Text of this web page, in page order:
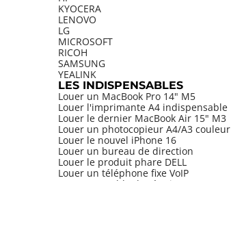
KYOCERA
LENOVO
LG
MICROSOFT
RICOH
SAMSUNG
YEALINK
LES INDISPENSABLES
Louer un MacBook Pro 14" M5
Louer l'imprimante A4 indispensable
Louer le dernier MacBook Air 15" M3
Louer un photocopieur A4/A3 couleur
Louer le nouvel iPhone 16
Louer un bureau de direction
Louer le produit phare DELL
Louer un téléphone fixe VoIP
Louer une table de réunion